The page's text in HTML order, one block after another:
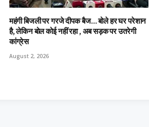
महंगी बिजली पर गरजे दीपक बैज… बोले हर घर परेशान
है, लेकिन बोल कोई नहीं रहा , अब सड़क पर उतरेगी
कांग्रेस
August 2, 2026